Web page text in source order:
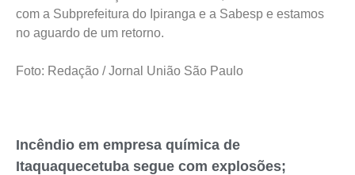
com a Subprefeitura do Ipiranga e a Sabesp e estamos
no aguardo de um retorno.
Foto: Redação / Jornal União São Paulo
Incêndio em empresa química de
Itaquaquecetuba segue com explosões;